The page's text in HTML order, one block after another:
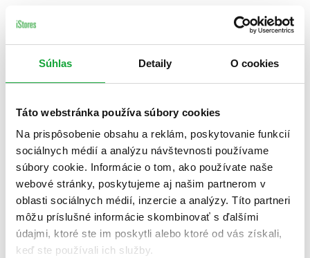
Súhlas Detaily O cookies
Táto webstránka používa súbory cookies
Na prispôsobenie obsahu a reklám, poskytovanie funkcií
sociálnych médií a analýzu návštevnosti používame
súbory cookie. Informácie o tom, ako používate naše
webové stránky, poskytujeme aj našim partnerom v
oblasti sociálnych médií, inzercie a analýzy. Títo partneri
môžu príslušné informácie skombinovať s ďalšími
údajmi, ktoré ste im poskytli alebo ktoré od vás získali,
keď ste používali ich služby.